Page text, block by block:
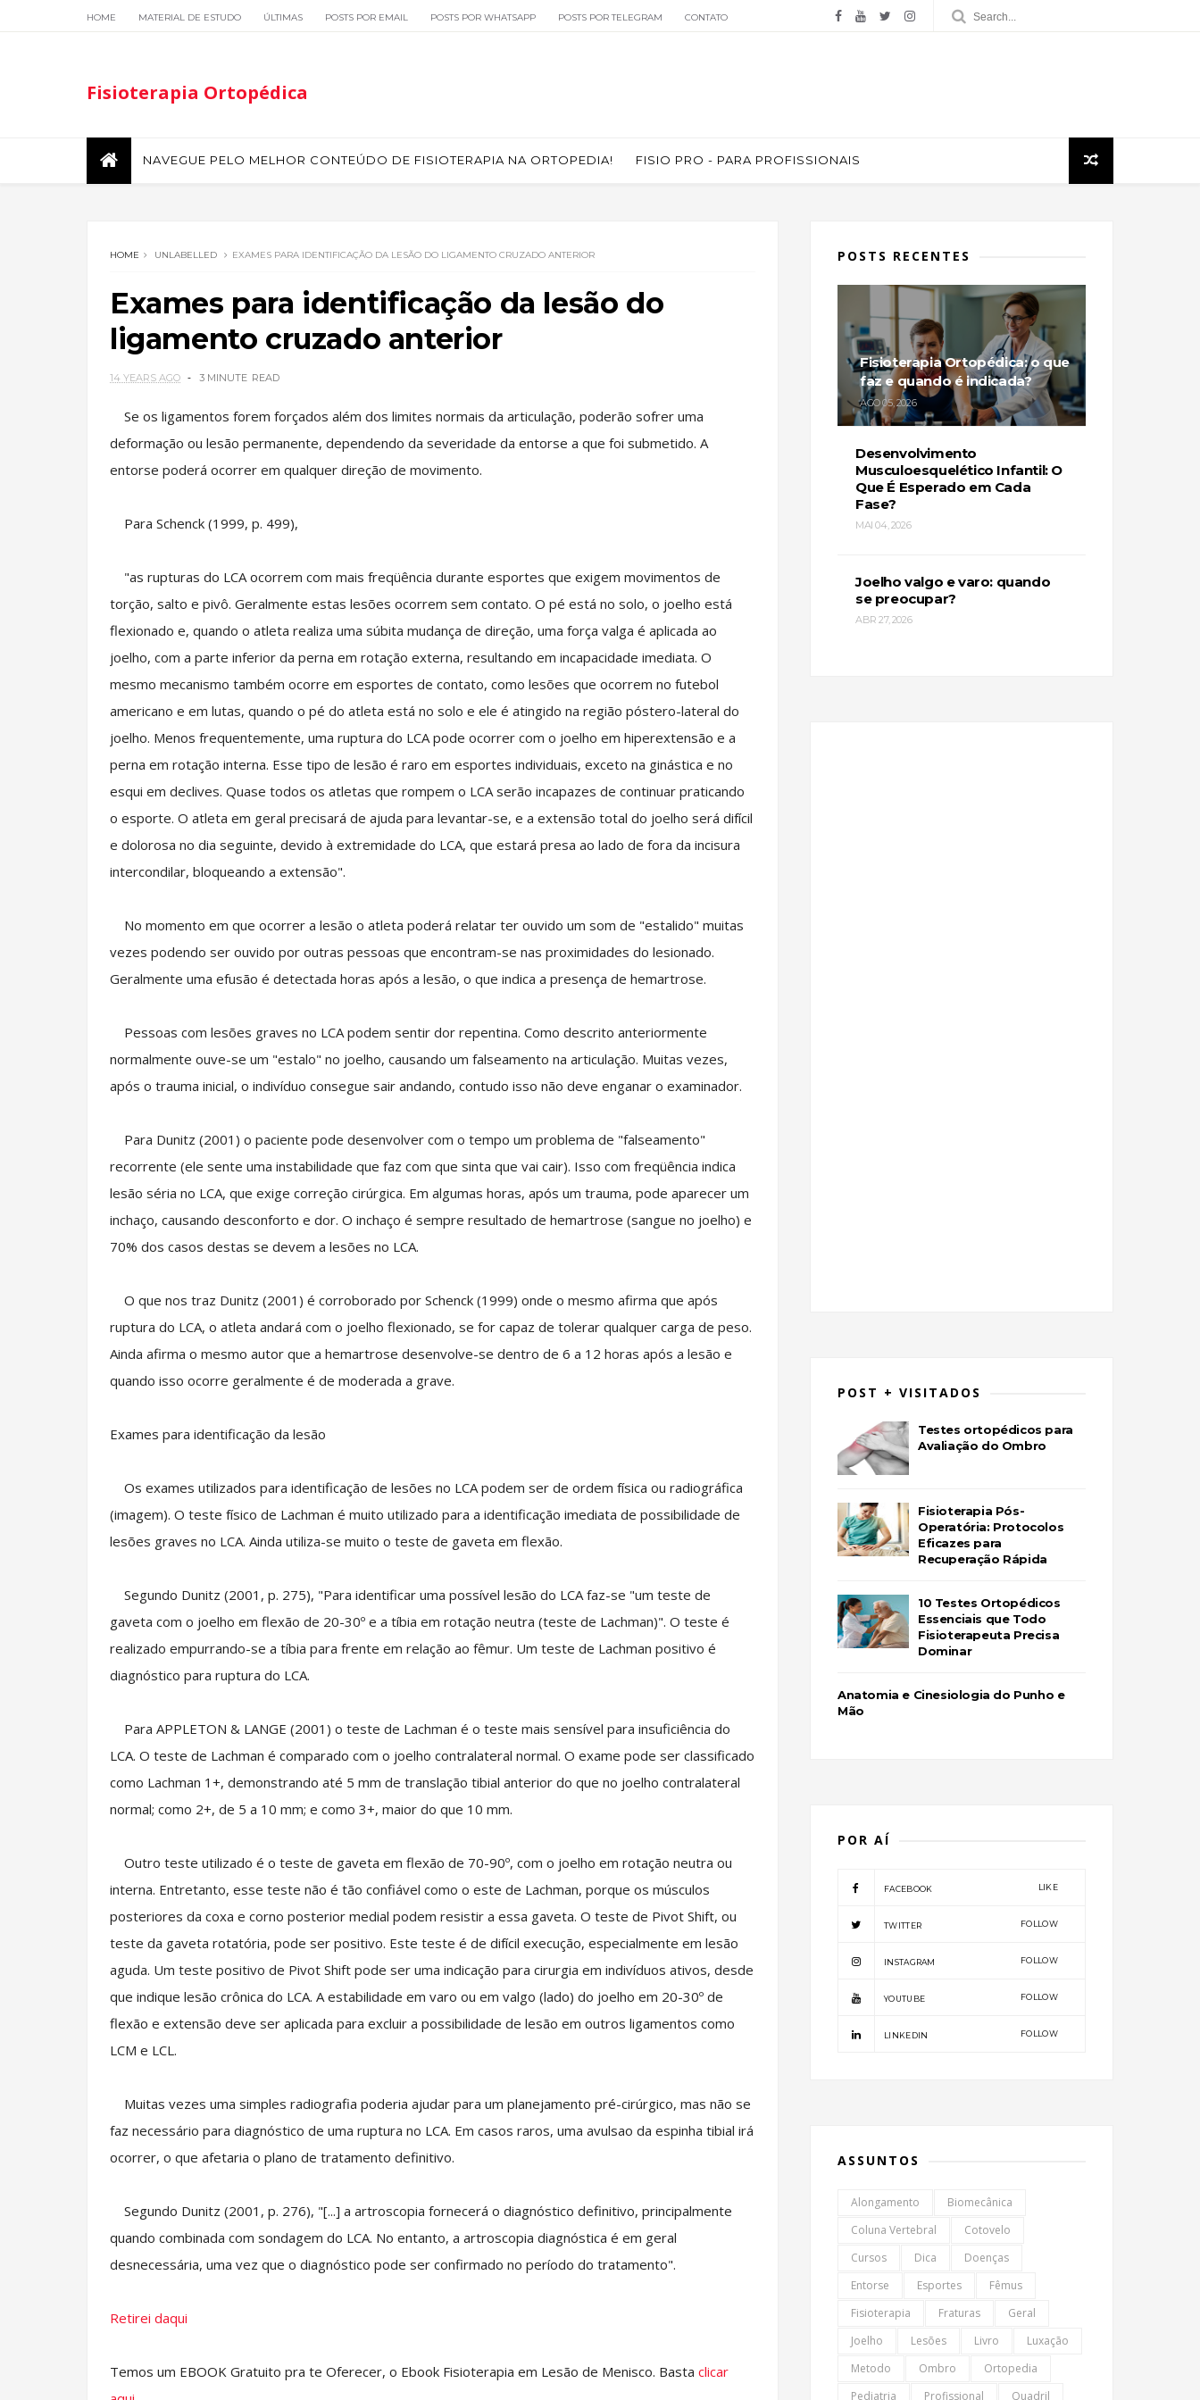
HOME MATERIAL DE ESTUDO ÚLTIMAS POSTS POR EMAIL POSTS POR WHATSAPP POSTS POR TELEGRAM CONTATO
Fisioterapia Ortopédica
NAVEGUE PELO MELHOR CONTEÚDO DE FISIOTERAPIA NA ORTOPEDIA! FISIO PRO - PARA PROFISSIONAIS
HOME UNLABELLED EXAMES PARA IDENTIFICAÇÃO DA LESÃO DO LIGAMENTO CRUZADO ANTERIOR
Exames para identificação da lesão do
ligamento cruzado anterior
14 YEARS AGO 3 MINUTE READ
Se os ligamentos forem forçados além dos limites normais da articulação, poderão sofrer uma
deformação ou lesão permanente, dependendo da severidade da entorse a que foi submetido. A
entorse poderá ocorrer em qualquer direção de movimento.
Para Schenck (1999, p. 499),
"as rupturas do LCA ocorrem com mais freqüência durante esportes que exigem movimentos de
torção, salto e pivô. Geralmente estas lesões ocorrem sem contato. O pé está no solo, o joelho está
flexionado e, quando o atleta realiza uma súbita mudança de direção, uma força valga é aplicada ao
joelho, com a parte inferior da perna em rotação externa, resultando em incapacidade imediata. O
mesmo mecanismo também ocorre em esportes de contato, como lesões que ocorrem no futebol
americano e em lutas, quando o pé do atleta está no solo e ele é atingido na região póstero-lateral do
joelho. Menos frequentemente, uma ruptura do LCA pode ocorrer com o joelho em hiperextensão e a
perna em rotação interna. Esse tipo de lesão é raro em esportes individuais, exceto na ginástica e no
esqui em declives. Quase todos os atletas que rompem o LCA serão incapazes de continuar praticando
o esporte. O atleta em geral precisará de ajuda para levantar-se, e a extensão total do joelho será difícil
e dolorosa no dia seguinte, devido à extremidade do LCA, que estará presa ao lado de fora da incisura
intercondilar, bloqueando a extensão".
No momento em que ocorrer a lesão o atleta poderá relatar ter ouvido um som de "estalido" muitas
vezes podendo ser ouvido por outras pessoas que encontram-se nas proximidades do lesionado.
Geralmente uma efusão é detectada horas após a lesão, o que indica a presença de hemartrose.
Pessoas com lesões graves no LCA podem sentir dor repentina. Como descrito anteriormente
normalmente ouve-se um "estalo" no joelho, causando um falseamento na articulação. Muitas vezes,
após o trauma inicial, o indivíduo consegue sair andando, contudo isso não deve enganar o examinador.
Para Dunitz (2001) o paciente pode desenvolver com o tempo um problema de "falseamento"
recorrente (ele sente uma instabilidade que faz com que sinta que vai cair). Isso com freqüência indica
lesão séria no LCA, que exige correção cirúrgica. Em algumas horas, após um trauma, pode aparecer um
inchaço, causando desconforto e dor. O inchaço é sempre resultado de hemartrose (sangue no joelho) e
70% dos casos destas se devem a lesões no LCA.
O que nos traz Dunitz (2001) é corroborado por Schenck (1999) onde o mesmo afirma que após
ruptura do LCA, o atleta andará com o joelho flexionado, se for capaz de tolerar qualquer carga de peso.
Ainda afirma o mesmo autor que a hemartrose desenvolve-se dentro de 6 a 12 horas após a lesão e
quando isso ocorre geralmente é de moderada a grave.
Exames para identificação da lesão
Os exames utilizados para identificação de lesões no LCA podem ser de ordem física ou radiográfica
(imagem). O teste físico de Lachman é muito utilizado para a identificação imediata de possibilidade de
lesões graves no LCA. Ainda utiliza-se muito o teste de gaveta em flexão.
Segundo Dunitz (2001, p. 275), "Para identificar uma possível lesão do LCA faz-se "um teste de
gaveta com o joelho em flexão de 20-30º e a tíbia em rotação neutra (teste de Lachman)". O teste é
realizado empurrando-se a tíbia para frente em relação ao fêmur. Um teste de Lachman positivo é
diagnóstico para ruptura do LCA.
Para APPLETON & LANGE (2001) o teste de Lachman é o teste mais sensível para insuficiência do
LCA. O teste de Lachman é comparado com o joelho contralateral normal. O exame pode ser classificado
como Lachman 1+, demonstrando até 5 mm de translação tibial anterior do que no joelho contralateral
normal; como 2+, de 5 a 10 mm; e como 3+, maior do que 10 mm.
Outro teste utilizado é o teste de gaveta em flexão de 70-90º, com o joelho em rotação neutra ou
interna. Entretanto, esse teste não é tão confiável como o este de Lachman, porque os músculos
posteriores da coxa e corno posterior medial podem resistir a essa gaveta. O teste de Pivot Shift, ou
teste da gaveta rotatória, pode ser positivo. Este teste é de difícil execução, especialmente em lesão
aguda. Um teste positivo de Pivot Shift pode ser uma indicação para cirurgia em indivíduos ativos, desde
que indique lesão crônica do LCA. A estabilidade em varo ou em valgo (lado) do joelho em 20-30º de
flexão e extensão deve ser aplicada para excluir a possibilidade de lesão em outros ligamentos como
LCM e LCL.
Muitas vezes uma simples radiografia poderia ajudar para um planejamento pré-cirúrgico, mas não se
faz necessário para diagnóstico de uma ruptura no LCA. Em casos raros, uma avulsao da espinha tibial irá
ocorrer, o que afetaria o plano de tratamento definitivo.
Segundo Dunitz (2001, p. 276), "[...] a artroscopia fornecerá o diagnóstico definitivo, principalmente
quando combinada com sondagem do LCA. No entanto, a artroscopia diagnóstica é em geral
desnecessária, uma vez que o diagnóstico pode ser confirmado no período do tratamento".
Retirei daqui
Temos um EBOOK Gratuito pra te Oferecer, o Ebook Fisioterapia em Lesão de Menisco. Basta clicar
POSTS RECENTES
Fisioterapia Ortopédica: o que
faz e quando é indicada?
AGO 05, 2026
Desenvolvimento
Musculoesquelético Infantil: O
Que É Esperado em Cada
Fase?
MAI 04, 2026
Joelho valgo e varo: quando
se preocupar?
ABR 27, 2026
POST + VISITADOS
Testes ortopédicos para
Avaliação do Ombro
Fisioterapia Pós-
Operatória: Protocolos
Eficazes para
Recuperação Rápida
10 Testes Ortopédicos
Essenciais que Todo
Fisioterapeuta Precisa
Dominar
Anatomia e Cinesiologia do Punho e
Mão
POR AÍ
FACEBOOK LIKE
TWITTER FOLLOW
INSTAGRAM FOLLOW
YOUTUBE FOLLOW
LINKEDIN FOLLOW
ASSUNTOS
Alongamento
Biomecânica
Coluna Vertebral
Cotovelo
Cursos
Dica
Doenças
Entorse
Esportes
Fêmus
Fisioterapia
Fraturas
Geral
Joelho
Lesões Livro
Luxação
Metodo
Ombro
Ortopedia
Pediatria
Profissional
Quadril